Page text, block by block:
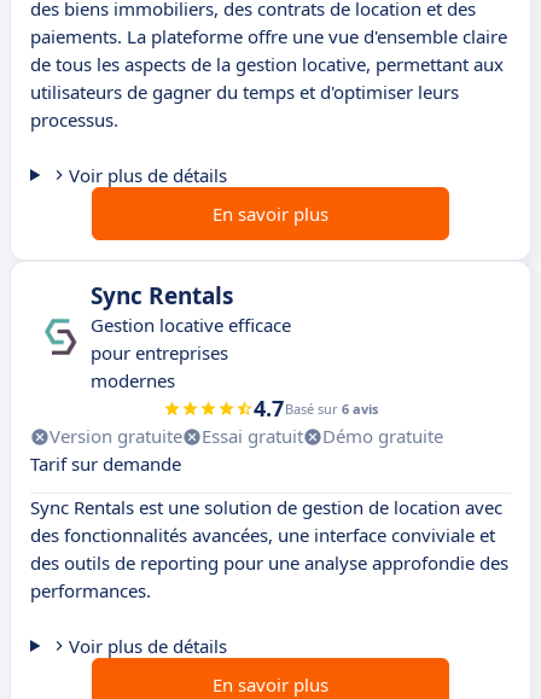
des biens immobiliers, des contrats de location et des
paiements. La plateforme offre une vue d'ensemble claire
de tous les aspects de la gestion locative, permettant aux
utilisateurs de gagner du temps et d'optimiser leurs
processus.
Voir plus de détails
En savoir plus
Sync Rentals
Gestion locative efficace
pour entreprises
modernes
4.7Basé sur 6 avis
Version gratuite Essai gratuit
Démo gratuite
Tarif sur demande
Sync Rentals est une solution de gestion de location avec
des fonctionnalités avancées, une interface conviviale et
des outils de reporting pour une analyse approfondie des
performances.
Voir plus de détails
En savoir plus